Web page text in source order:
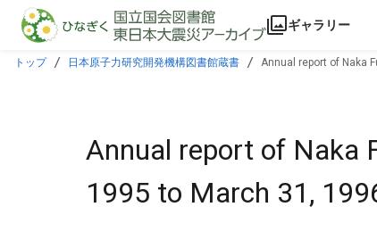
本文に飛ぶ
ギャラリー
トップ 日本原子力研究開発機構図書館蔵書 Annual report of Naka
Annual report of Naka
1995 to March 31,